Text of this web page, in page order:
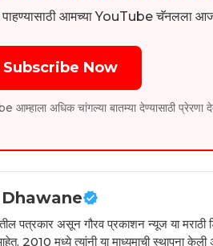
पाहण्यासाठी आमच्या YouTube
Subscribe Now
अधिक चांगल्या बातम्या देण्यासाठी प्रेरणा
पत्रकार असून गौरव प्रकाशन न्यूज या मराठी
मध्ये त्यांनी या माध्यमाची स्थापना केली